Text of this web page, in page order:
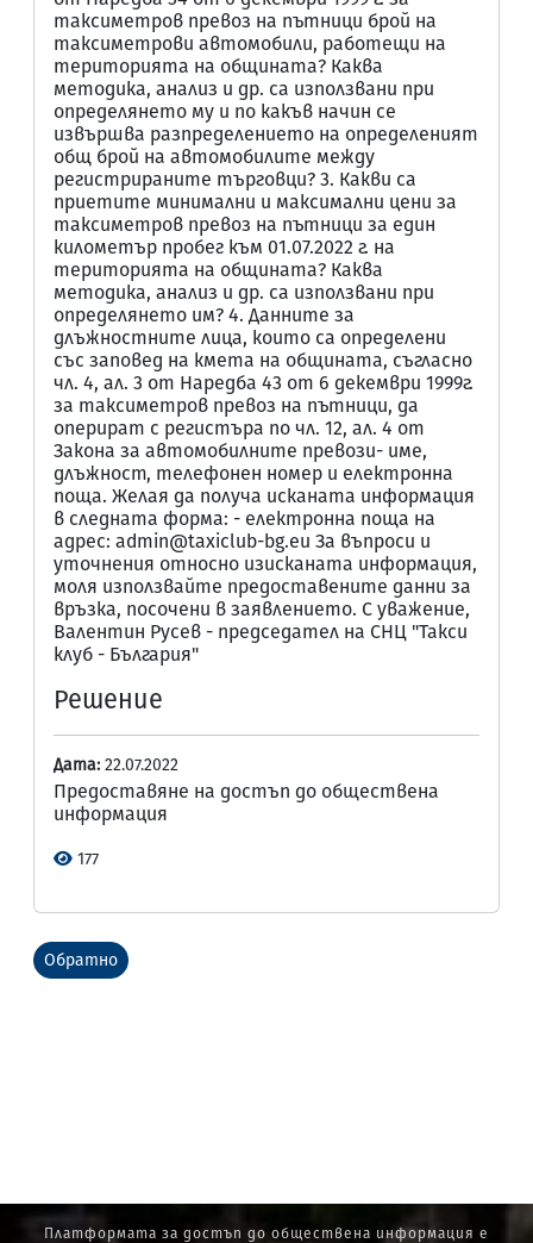
таксиметров превоз на пътници брой на
таксиметрови автомобили, работещи на
територията на общината? Каква
методика, анализ и др. са използвани при
определянето му и по какъв начин се
извършва разпределението на определеният
общ брой на автомобилите между
регистрираните търговци? 3. Какви са
приетите минимални и максимални цени за
таксиметров превоз на пътници за един
километър пробег към 01.07.2022 г. на
територията на общината? Каква
методика, анализ и др. са използвани при
определянето им? 4. Данните за
длъжностните лица, които са определени
със заповед на кмета на общината, съгласно
чл. 4, ал. 3 от Наредба 43 от 6 декември 1999г.
за таксиметров превоз на пътници, да
оперират с регистъра по чл. 12, ал. 4 от
Закона за автомобилните превози- име,
длъжност, телефонен номер и електронна
поща. Желая да получа исканата информация
в следната форма: - електронна поща на
адрес: admin@taxiclub-bg.eu За въпроси и
уточнения относно изисканата информация,
моля използвайте предоставените данни за
връзка, посочени в заявлението. С уважение,
Валентин Русев - председател на СНЦ "Такси
клуб - България"
Решение
Дата: 22.07.2022
Предоставяне на достъп до обществена
информация
177
Обратно
Платформата за достъп до обществена информация е